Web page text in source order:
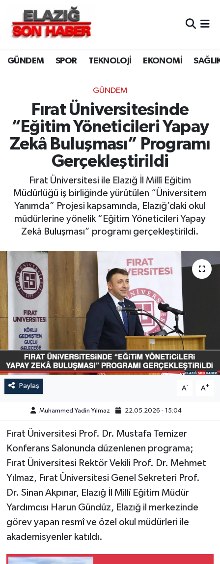
GÜNDEM SPOR TEKNOLOJİ EKONOMİ
GÜNDEM
Fırat Üniversitesinde
“Eğitim Yöneticileri Yapay
Zekâ Buluşması” Programı
Gerçekleştirildi
Fırat Üniversitesi ile Elazığ İl Millî Eğitim
Müdürlüğü iş birliğinde yürütülen “Üniversitem
Yanımda” Projesi kapsamında, Elazığ’daki okul
müdürlerine yönelik “Eğitim Yöneticileri Yapay
Zekâ Buluşması” programı gerçekleştirildi.
Paylaş A- A+
Muhammed Yadin Yılmaz 22.05.2026 - 15:04
Fırat Üniversitesi Prof. Dr. Mustafa Temizer
Konferans Salonunda düzenlenen programa;
Fırat Üniversitesi Rektör Vekili Prof. Dr. Mehmet
Yılmaz, Fırat Üniversitesi Genel Sekreteri Prof.
Dr. Sinan Akpınar, Elazığ İl Millî Eğitim Müdür
Yardımcısı Harun Gündüz, Elazığ il merkezinde
görev yapan resmî ve özel okul müdürleri ile
akademisyenler katıldı.
CANLI YAYIN
ASAYİŞ
BİLİM VE TEKNOLOJİ
DÜNYA
EĞİTİM
EKONOMİ
ELAZIĞ
GÜNDEM
HABERDE İNSAN
KÜLTÜR-SANAT
MAGAZİN
MEDYA
ÖZEL HABER
POLİTİKA
SAĞLIK
SİYASET
SPOR
TEKNOLOJİ
Merkez Hava Durumu
Merkez Trafik Yoğunluk Haritası
Süper Lig Puan Durumu ve Fikstür
Tüm Manşetler
Son Dakika Haberleri
Haber Arşivi